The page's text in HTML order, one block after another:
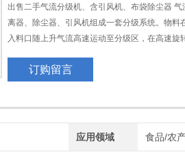
出售二手气流分级机、含引风机、布袋除尘器
离器、除尘器、引风机组成一套分级系统。物料
入料口随上升气流高速运动至分级区，在高速旋
离器或除尘器收集，粗颗粒夹带部分细颗粒撞壁
订购留言
应用领域 食品/农